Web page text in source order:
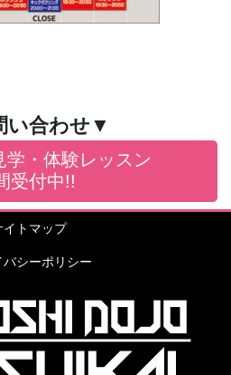
い合わせ▼
学・体験レッスン
受付中!!
イトマップ
バシーポリシー